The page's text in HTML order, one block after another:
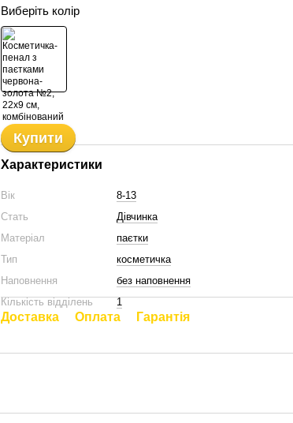
Виберіть колір
Купити
Характеристики
Вік
8-13
Стать
Дівчинка
Матеріал
паєтки
Тип
косметичка
Наповнення
без наповнення
Кількість відділень
1
Доставка Оплата Гарантія